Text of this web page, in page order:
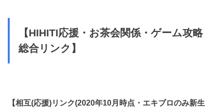
【HIHITI応援・お茶会関係・ゲーム攻略
総合リンク】
【相互(応援)リンク(2020年10月時点・エキブロのみ新生